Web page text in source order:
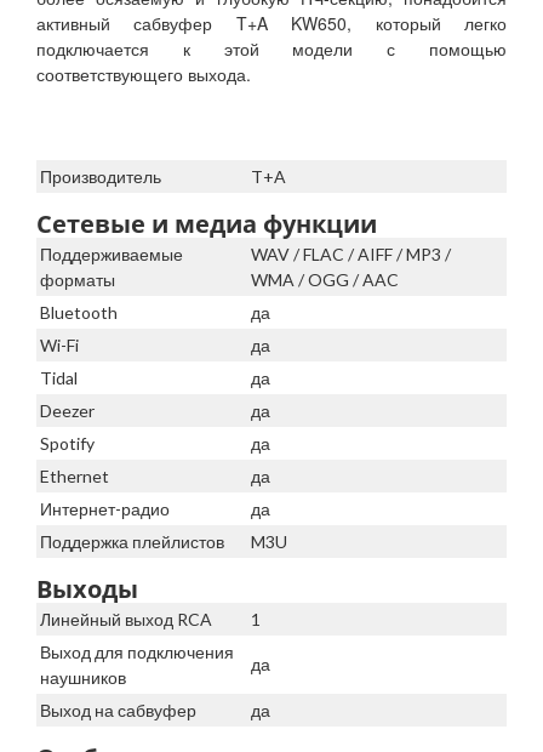
активный сабвуфер T+A KW650, который легко
подключается к этой модели с помощью
соответствующего выхода.
Производитель T+A
Сетевые и медиа функции
Поддерживаемые
форматы
WAV / FLAC / AIFF / MP3 /
WMA / OGG / AAC
Bluetooth
да
Wi-Fi
да
Tidal
да
Deezer
да
Spotify
да
Ethernet
да
Интернет-радио
да
Поддержка плейлистов
M3U
Выходы
Линейный выход RCA
1
Выход для подключения
наушников
да
Выход на сабвуфер да